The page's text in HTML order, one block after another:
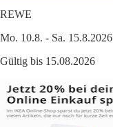
REWE
Mo. 10.8. - Sa. 15.8.2026
Gültig bis 15.08.2026